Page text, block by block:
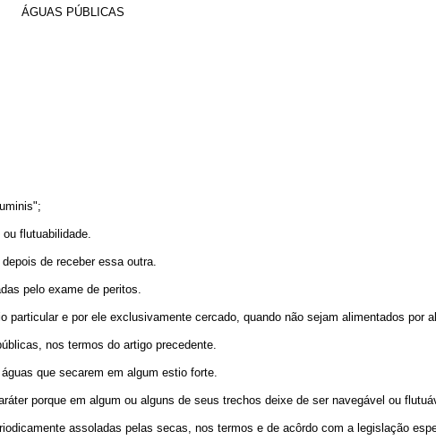
ÁGUAS PÚBLICAS
flutuabilidade.
de receber essa outra.
pelo exame de peritos.
e por ele exclusivamente cercado, quando não sejam alimentados por
nos termos do artigo precedente.
que secarem em algum estio forte.
porque em algum ou alguns de seus trechos deixe de ser navegável ou
assoladas pelas secas, nos termos e de acôrdo com a legislação